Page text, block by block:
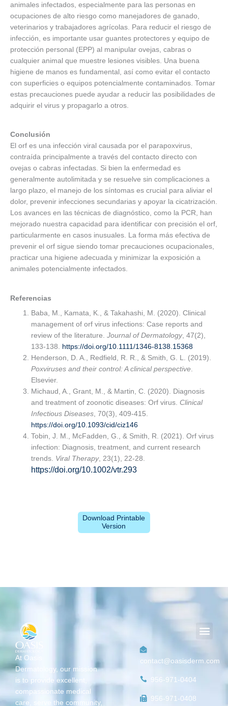
animales infectados, especialmente para las personas en
ocupaciones de alto riesgo como manejadores de ganado,
veterinarios y trabajadores agrícolas. Para reducir el riesgo de
infección, es importante usar guantes protectores y equipo de
protección personal (EPP) al manipular ovejas, cabras o
cualquier animal que muestre lesiones visibles. Una buena
higiene de manos es fundamental, así como evitar el contacto
con superficies o equipos potencialmente contaminados. Tomar
estas precauciones puede ayudar a reducir las posibilidades de
adquirir el virus y propagarlo a otros.
Conclusión
El orf es una infección viral causada por el parapoxvirus,
contraída principalmente a través del contacto directo con
ovejas o cabras infectadas. Si bien la enfermedad es
generalmente autolimitada y se resuelve sin complicaciones a
largo plazo, el manejo de los síntomas es crucial para aliviar el
dolor, prevenir infecciones secundarias y apoyar la cicatrización.
Los avances en las técnicas de diagnóstico, como la PCR, han
mejorado nuestra capacidad para identificar con precisión el orf,
particularmente en casos inusuales. La forma más efectiva de
prevenir el orf sigue siendo tomar precauciones ocupacionales,
practicar una higiene adecuada y minimizar la exposición a
animales potencialmente infectados.
Referencias
Baba, M., Kamata, K., & Takahashi, M. (2020). Clinical
management of orf virus infections: Case reports and
review of the literature.Journal of Dermatology, 47(2),
133-138.
https://doi.org/10.1111/1346-8138.15368
Henderson, D. A., Redfield, R. R., & Smith, G. L. (2019).
Poxviruses and their control: A clinical perspective
Elsevier.
Michaud, A., Grant, M., & Martin, C. (2020). Diagnosis
and treatment of zoonotic diseases: Orf virus. Clinical
Infectious Diseases , 70(3), 409-415.
https://doi.org/10.1093/cid/ciz146
Tobin, J. M., McFadden, G., & Smith, R. (2021). Orf virus
infection: Diagnosis, treatment, and current research
trends. Viral Therapy, 23(1), 22-28.
https://doi.org/10.1002/vtr.293
Download Printable
Version
At Oasis
Dermatology, our mission
is to provide excellent,
compassionate medical
care, serve the community,
contact@oasisderm.com
956-971-0404
956-971-0408